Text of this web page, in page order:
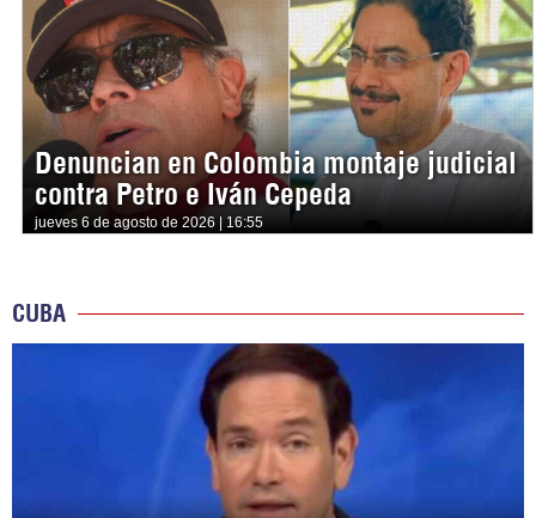
Denuncian en Colombia montaje judicial
contra Petro e Iván Cepeda
jueves 6 de agosto de 2026 | 16:55
CUBA